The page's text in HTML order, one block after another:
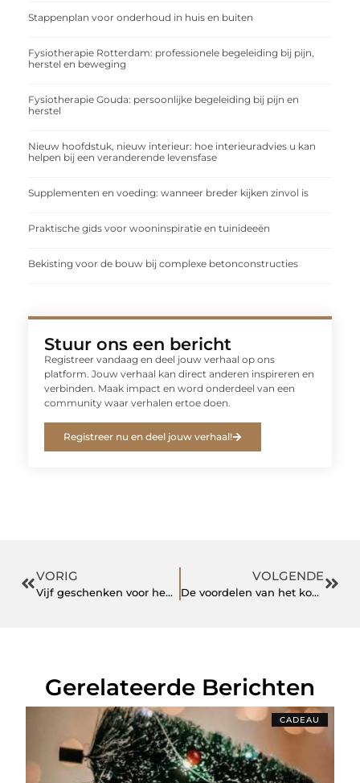
Stappenplan voor onderhoud in huis en buiten
Fysiotherapie Rotterdam: professionele begeleiding bij pijn,
herstel en beweging
Fysiotherapie Gouda: persoonlijke begeleiding bij pijn en
herstel
Nieuw hoofdstuk, nieuw interieur: hoe interieuradvies u kan
helpen bij een veranderende levensfase
Supplementen en voeding: wanneer breder kijken zinvol is
Praktische gids voor wooninspiratie en tuinideeën
Bekisting voor de bouw bij complexe betonconstructies
Stuur ons een bericht
Registreer vandaag en deel jouw verhaal op ons
platform. Jouw verhaal kan direct anderen inspireren en
verbinden. Maak impact en word onderdeel van een
community waar verhalen ertoe doen.
Registreer nu en deel jouw verhaal!
VORIG
Vijf geschenken voor hem deze kerst
VOLGENDE
De voordelen van het kopen van een kunstmatige kerstboom
Gerelateerde Berichten
CADEAU